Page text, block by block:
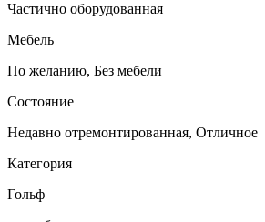
Частично оборудованная
Мебель
По желанию, Без мебели
Состояние
Недавно отремонтированная, Отличное
Категория
Гольф